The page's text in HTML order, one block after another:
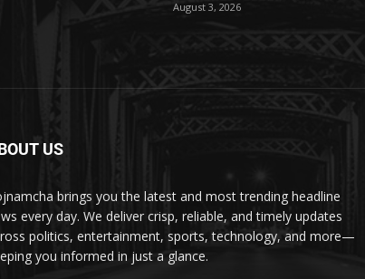
August 3, 2026
US
brings you the latest and most trending headline
every day. We deliver crisp, reliable, and timely updates
politics, entertainment, sports, technology, and more—
you informed in just a glance.